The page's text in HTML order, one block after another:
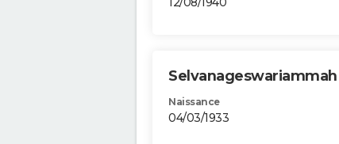
Selvanageswariammah
Naissance
04/03/1933